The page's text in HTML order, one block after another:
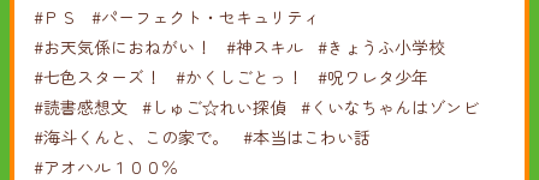
#ＰＳ
#パーフェクト・セキュリティ
#お天気係におねがい！
#神スキル #きょうふ小学校
#七色スターズ！
#かくしごとっ！
#呪ワレタ少年
#読書感想文
#しゅご☆れい探偵 #くいなちゃんはゾンビ
#海斗くんと、この家で。
#本当はこわい話
#アオハル１００％